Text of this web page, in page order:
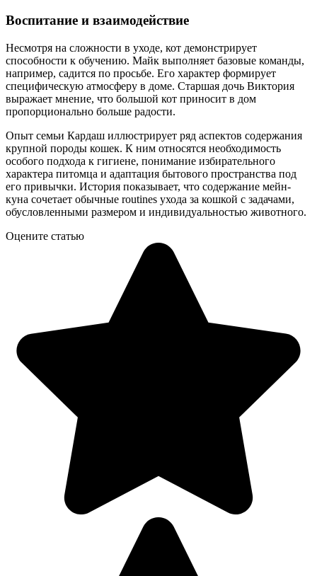
Воспитание и взаимодействие
Несмотря на сложности в уходе, кот демонстрирует
способности к обучению. Майк выполняет базовые команды,
например, садится по просьбе. Его характер формирует
специфическую атмосферу в доме. Старшая дочь Виктория
выражает мнение, что большой кот приносит в дом
пропорционально больше радости.
Опыт семьи Кардаш иллюстрирует ряд аспектов содержания
крупной породы кошек. К ним относятся необходимость
особого подхода к гигиене, понимание избирательного
характера питомца и адаптация бытового пространства под
его привычки. История показывает, что содержание мейн-
куна сочетает обычные routines ухода за кошкой с задачами,
обусловленными размером и индивидуальностью животного.
Оцените статью